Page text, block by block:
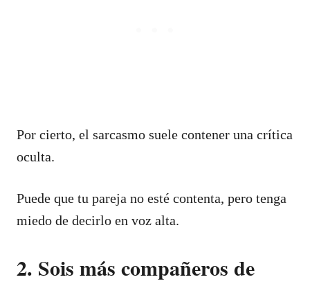
Por cierto, el sarcasmo suele contener una crítica
oculta.
Puede que tu pareja no esté contenta, pero tenga
miedo de decirlo en voz alta.
2. Sois más compañeros de